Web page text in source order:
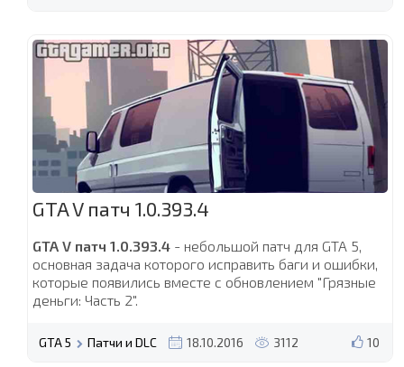
GTA V патч 1.0.393.4
GTA V патч 1.0.393.4 - небольшой патч для GTA 5,
основная задача которого исправить баги и ошибки,
которые появились вместе с обновлением "Грязные
деньги: Часть 2".
10
GTA 5 Патчи и DLC 18.10.2016 3112